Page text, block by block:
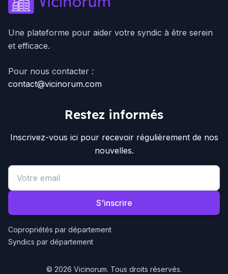
Une plateforme pour aider votre syndic à être serein
et efficace.
Pour nous contacter :
contact@vicinorum.com
Restez informés
Inscrivez-vous ici pour recevoir régulièrement de nos
nouvelles.
Email address
S'inscrire
Copropriétés par département
Syndics par département
© 2026 Vicinorum. Tous droits réservés.